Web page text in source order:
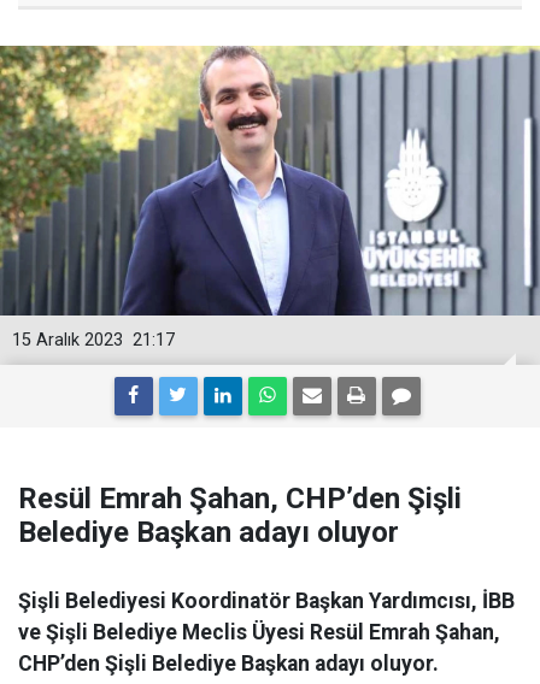
21:17
15 Aralık 2023
Resül Emrah Şahan, CHP’den Şişli
Belediye Başkan adayı oluyor
Şişli Belediyesi Koordinatör Başkan Yardımcısı, İBB
ve Şişli Belediye Meclis Üyesi Resül Emrah Şahan,
CHP’den Şişli Belediye Başkan adayı oluyor.